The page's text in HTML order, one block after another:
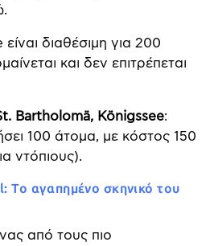
διαθέσιμη για 200
και δεν επιτρέπεται
Bartholomä, Königssee:
100 άτομα, με κόστος 150
ντόπιους).
Το αγαπημένο σκηνικό του
από τους πιο